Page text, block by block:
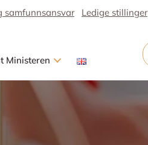
samfunnsansvar Ledige stillinger
Ministeren